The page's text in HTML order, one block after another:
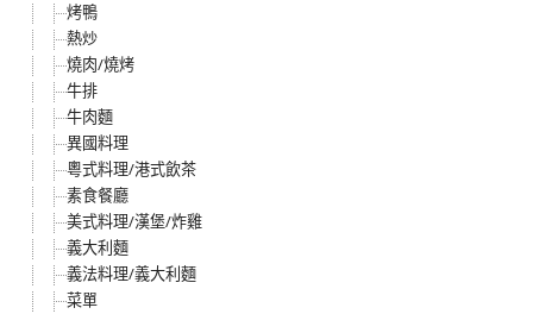
烤鴨
熱炒
燒肉/燒烤
牛排
牛肉麵
異國料理
粵式料理/港式飲茶
素食餐廳
美式料理/漢堡/炸雞
義大利麵
義法料理/義大利麵
菜單